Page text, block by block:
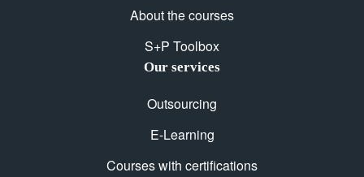
About the courses
S+P Toolbox
Our services
Outsourcing
E-Learning
Courses with certifications